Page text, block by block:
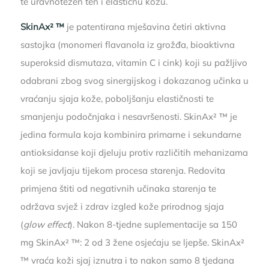
SkinAx² ™je patentirana mješavina četiri aktivna
sastojka (monomeri flavanola iz grožđa, bioaktivna
superoksid dismutaza, vitamin C i cink) koji su pažljivo
odabrani zbog svog sinergijskog i dokazanog učinka u
vraćanju sjaja kože, poboljšanju elastičnosti te
smanjenju podočnjaka i nesavršenosti. SkinAx² ™ je
jedina formula koja kombinira primarne i sekundarne
antioksidanse koji djeluju protiv različitih mehanizama
koji se javljaju tijekom procesa starenja. Redovita
primjena štiti od negativnih učinaka starenja te
održava svjež i zdrav izgled kože prirodnog sjaja
(glow effect). Nakon 8-tjedne suplementacije sa 150
mg SkinAx² ™: 2 od 3 žene osjećaju se ljepše. SkinAx²
™ vraća koži sjaj iznutra i to nakon samo 8 tjedana